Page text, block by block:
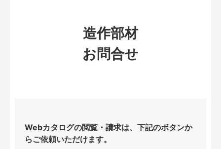
造作部材
お問合せ
Webカタログの閲覧・請求は、下記のボタンか
らご依頼いただけます。